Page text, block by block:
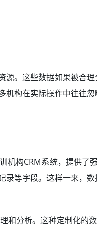
源。这些数据如果被合理
机构在实际操作中往往忽
机构CRM系统，提供了强
录等字段。这样一来，数
和分析。这种定制化的数